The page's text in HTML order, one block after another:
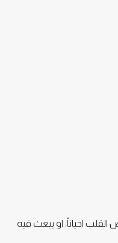
احياناً، او يبعث فيه